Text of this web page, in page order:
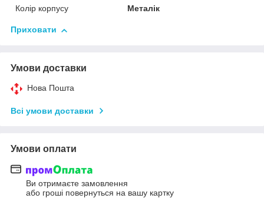
Колір корпусу
Металік
Приховати
Умови доставки
Нова Пошта
Всі умови доставки
Умови оплати
Ви отримаєте замовлення
або гроші повернуться на вашу картку